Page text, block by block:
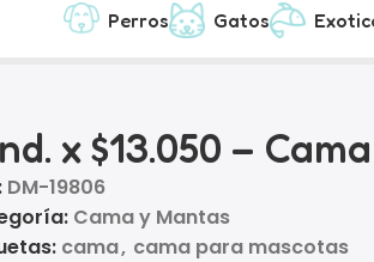
Perros Gatos
x $13.050 –
DM-19806
Cama y Mantas
cama, cama para mascotas